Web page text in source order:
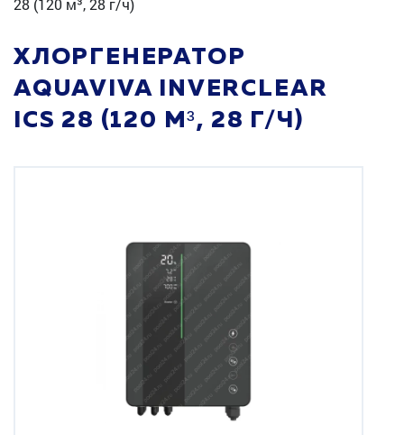
ХЛОРГЕНЕРАТОР
AQUAVIVA INVERCLEAR
ICS 28 (120 М³, 28 Г/Ч)